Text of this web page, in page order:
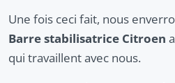
Une fois ceci fait, nous
Barre stabilisatrice Citroen
qui travaillent avec nous.